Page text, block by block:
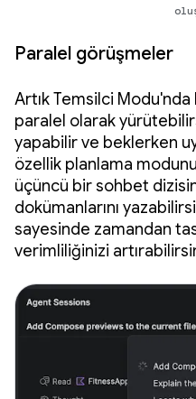
Paralel görüşmeler
Artık Temsilci
paralel olarak
yapabilir ve beklerken
özellik planlama
üçüncü bir sohbet
dokümanlarını
sayesinde zamandan
verimliliğinizi